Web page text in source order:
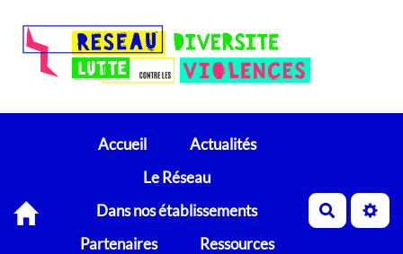
Accueil
Actualités
Le Réseau
Dans nos établissements
Partenaires
Ressources